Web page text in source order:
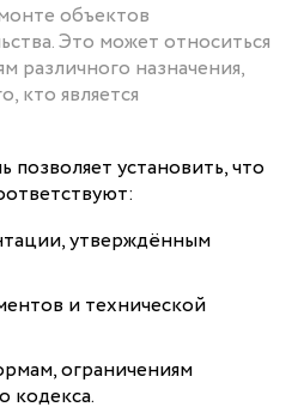
объектов
Это может относиться
различного назначения,
кто является
установить, что
утверждённым
и технической
ограничениям
кодекса.